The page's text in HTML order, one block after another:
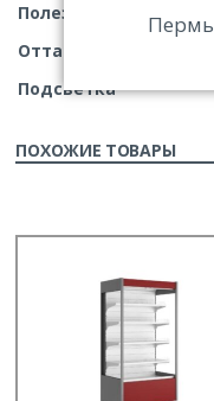
Полезный объем
Оттаивание
Подсветка
ПОХОЖИЕ ТОВАРЫ
Пермь